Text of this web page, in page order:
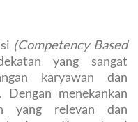
(Competency Based
yang sangat
karyawan dan
menekankan
yang relevan dan